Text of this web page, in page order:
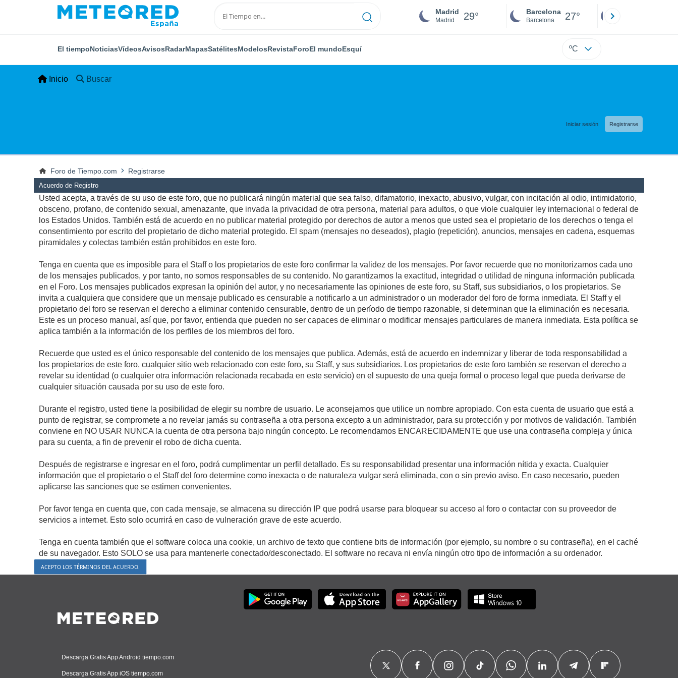
Madrid
Madrid 29° Barcelona
Barcelona 27°
El tiempoNoticiasVídeosAvisosRadarMapasSatélitesModelosRevistaForoEl mundoEsquí ºC
Inicio Buscar
Iniciar sesión Registrarse
Foro de Tiempo.com Registrarse
Acuerdo de Registro
Usted acepta, a través de su uso de este foro, que no publicará ningún material que sea falso, difamatorio, inexacto, abusivo, vulgar, con incitación al odio, intimidatorio,
obsceno, profano, de contenido sexual, amenazante, que invada la privacidad de otra persona, material para adultos, o que viole cualquier ley internacional o federal de
los Estados Unidos. También está de acuerdo en no publicar material protegido por derechos de autor a menos que usted sea el propietario de los derechos o tenga el
consentimiento por escrito del propietario de dicho material protegido. El spam (mensajes no deseados), plagio (repetición), anuncios, mensajes en cadena, esquemas
piramidales y colectas también están prohibidos en este foro.
Tenga en cuenta que es imposible para el Staff o los propietarios de este foro confirmar la validez de los mensajes. Por favor recuerde que no monitorizamos cada uno
de los mensajes publicados, y por tanto, no somos responsables de su contenido. No garantizamos la exactitud, integridad o utilidad de ninguna información publicada
en el Foro. Los mensajes publicados expresan la opinión del autor, y no necesariamente las opiniones de este foro, su Staff, sus subsidiarios, o los propietarios. Se
invita a cualquiera que considere que un mensaje publicado es censurable a notificarlo a un administrador o un moderador del foro de forma inmediata. El Staff y el
propietario del foro se reservan el derecho a eliminar contenido censurable, dentro de un período de tiempo razonable, si determinan que la eliminación es necesaria.
Este es un proceso manual, así que, por favor, entienda que pueden no ser capaces de eliminar o modificar mensajes particulares de manera inmediata. Esta política se
aplica también a la información de los perfiles de los miembros del foro.
Recuerde que usted es el único responsable del contenido de los mensajes que publica. Además, está de acuerdo en indemnizar y liberar de toda responsabilidad a
los propietarios de este foro, cualquier sitio web relacionado con este foro, su Staff, y sus subsidiarios. Los propietarios de este foro también se reservan el derecho a
revelar su identidad (o cualquier otra información relacionada recabada en este servicio) en el supuesto de una queja formal o proceso legal que pueda derivarse de
cualquier situación causada por su uso de este foro.
Durante el registro, usted tiene la posibilidad de elegir su nombre de usuario. Le aconsejamos que utilice un nombre apropiado. Con esta cuenta de usuario que está a
punto de registrar, se compromete a no revelar jamás su contraseña a otra persona excepto a un administrador, para su protección y por motivos de validación. También
conviene en NO USAR NUNCA la cuenta de otra persona bajo ningún concepto. Le recomendamos ENCARECIDAMENTE que use una contraseña compleja y única
para su cuenta, a fin de prevenir el robo de dicha cuenta.
Después de registrarse e ingresar en el foro, podrá cumplimentar un perfil detallado. Es su responsabilidad presentar una información nítida y exacta. Cualquier
información que el propietario o el Staff del foro determine como inexacta o de naturaleza vulgar será eliminada, con o sin previo aviso. En caso necesario, pueden
aplicarse las sanciones que se estimen convenientes.
Por favor tenga en cuenta que, con cada mensaje, se almacena su dirección IP que podrá usarse para bloquear su acceso al foro o contactar con su proveedor de
servicios a internet. Esto solo ocurrirá en caso de vulneración grave de este acuerdo.
Tenga en cuenta también que el software coloca una cookie, un archivo de texto que contiene bits de información (por ejemplo, su nombre o su contraseña), en el caché
de su navegador. Esto SOLO se usa para mantenerle conectado/desconectado. El software no recava ni envía ningún otro tipo de información a su ordenador.
Descarga Gratis App Android tiempo.com
Descarga Gratis App iOS tiempo.com